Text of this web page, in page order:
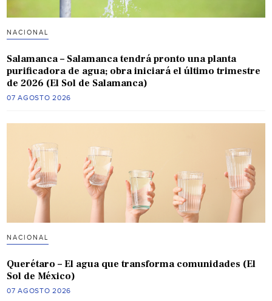
NACIONAL
Salamanca – Salamanca tendrá pronto una planta
purificadora de agua; obra iniciará el último trimestre
de 2026 (El Sol de Salamanca)
07 AGOSTO 2026
NACIONAL
Querétaro – El agua que transforma comunidades (El
Sol de México)
07 AGOSTO 2026